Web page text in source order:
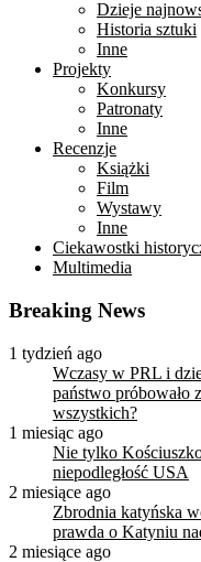
Dzieje
Historia sztuki
Inne
Projekty
Konkursy
Patronaty
Inne
Recenzje
Książki
Film
Wystawy
Inne
Ciekawostki
Multimedia
Breaking News
1 tydzień ago
Wczasy w PRL i
państwo próbowało
wszystkich?
1 miesiąc ago
Nie tylko
niepodległość USA
2 miesiące ago
Zbrodnia katyńska
prawda o Katyniu
2 miesiące ago